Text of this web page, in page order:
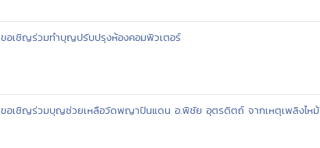
ขอเชิญร่วมทำบุญปรับปรุงห้องคอมพิวเตอร์
ขอเชิญร่วมบุญช่วยเหลือวัดพญาปันแดน อ.พิชัย อุตรดิตถ์ จากเหตุเพลิงไหม้